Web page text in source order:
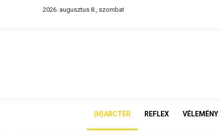
2026. augusztus 8., szombat
(H)ARCTÉR REFLEX VÉLEMÉNY